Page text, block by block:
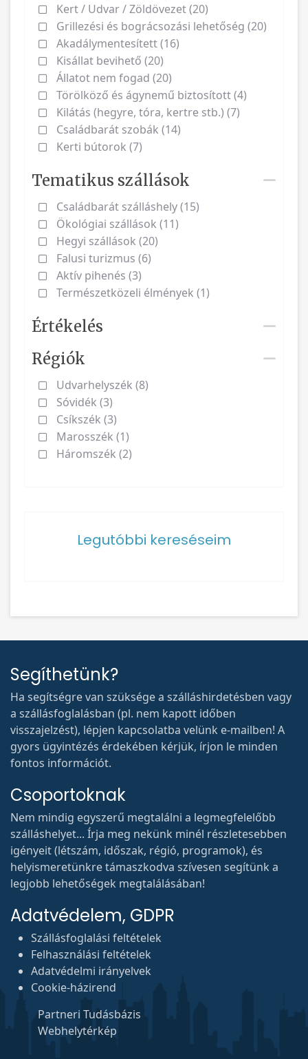
Kert / Udvar / Zöldövezet (20)
Grillezési és bográcsozási lehetőség (20)
Akadálymentesített (16)
Kisállat bevihető (20)
Állatot nem fogad (20)
Törölköző és ágynemű biztosított (4)
Kilátás (hegyre, tóra, kertre stb.) (7)
Családbarát szobák (14)
Kerti bútorok (7)
Tematikus szállások
Családbarát szálláshely (15)
Ökológiai szállások (11)
Hegyi szállások (20)
Falusi turizmus (6)
Aktív pihenés (3)
Természetközeli élmények (1)
Értékelés
Régiók
Udvarhelyszék (8)
Sóvidék (3)
Csíkszék (3)
Marosszék (1)
Háromszék (2)
Legutóbbi kereséseim
Segíthetünk?
Ha segítségre van szüksége a szálláshirdetésben vagy
a szállásfoglalásban (pl. nem kapott időben
visszajelzést), lépjen kapcsolatba velünk e-mailben! A
gyors ügyintézés érdekében kérjük, írjon le minden
fontos információt.
Csoportoknak
Nem mindig egyszerű megtalálni a legmegfelelőbb
szálláshelyet... Írja meg nekünk minél részletesebben
igényeit (létszám, időszak, régió, programok), és
helyismeretünkre támaszkodva szívesen segítünk a
legjobb lehetőségek megtalálásában!
Adatvédelem, GDPR
Szállásfoglalási feltételek
Felhasználási feltételek
Adatvédelmi irányelvek
Cookie-házirend
Partneri Tudásbázis
Webhelytérkép